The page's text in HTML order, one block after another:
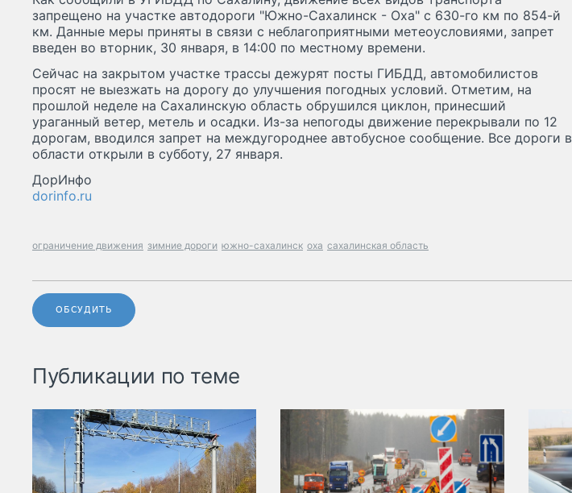
запрещено на участке автодороги "Южно-Сахалинск - Оха" с 630-го км по 854-й
км. Данные меры приняты в связи с неблагоприятными метеоусловиями, запрет
введен во вторник, 30 января, в 14:00 по местному времени.
Сейчас на закрытом участке трассы дежурят посты ГИБДД, автомобилистов
просят не выезжать на дорогу до улучшения погодных условий. Отметим, на
прошлой неделе на Сахалинскую область обрушился циклон, принесший
ураганный ветер, метель и осадки. Из-за непогоды движение перекрывали по 12
дорогам, вводился запрет на междугороднее автобусное сообщение. Все дороги в
области открыли в субботу, 27 января.
ДорИнфо
dorinfo.ru
ограничение движения зимние дороги южно-сахалинск оха сахалинская область
ОБСУДИТЬ
Публикации по теме